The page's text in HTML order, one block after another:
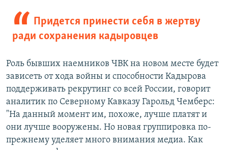
Придется принести себя в жертву
ради сохранения кадыровцев
Роль бывших наемников ЧВК на новом месте будет
зависеть от хода войны и способности Кадырова
поддерживать рекрутинг со всей России, говорит
аналитик по Северному Кавказу Гарольд Чемберс:
"На данный момент им, похоже, лучше платят и
они лучше вооружены. Но новая группировка по-
прежнему уделяет много внимания медиа. Как